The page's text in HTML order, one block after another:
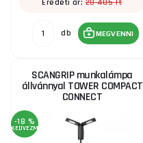
Eredeti ár:20 405 Ft
db MEGVENNI
SCANGRIP munkalámpa
állvánnyal TOWER COMPACT
CONNECT
-18 %
KEDVEZMÉNY